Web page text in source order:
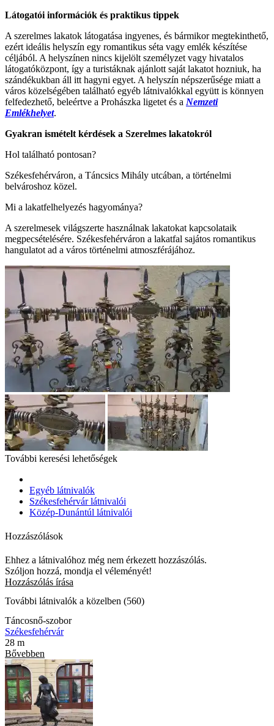
Látogatói információk és praktikus tippek
A szerelmes lakatok látogatása ingyenes, és bármikor megtekinthető,
ezért ideális helyszín egy romantikus séta vagy emlék készítése
céljából. A helyszínen nincs kijelölt személyzet vagy hivatalos
látogatóközpont, így a turistáknak ajánlott saját lakatot hozniuk, ha
szándékukban áll itt hagyni egyet. A helyszín népszerűsége miatt a
város közelségében található egyéb látnivalókkal együtt is könnyen
felfedezhető, beleértve a Prohászka ligetet és a Nemzeti
Emlékhelyet.
Gyakran ismételt kérdések a Szerelmes lakatokról
Hol található pontosan?
Székesfehérváron, a Táncsics Mihály utcában, a történelmi
belvároshoz közel.
Mi a lakatfelhelyezés hagyománya?
A szerelmesek világszerte használnak lakatokat kapcsolataik
megpecsételésére. Székesfehérváron a lakatfal sajátos romantikus
hangulatot ad a város történelmi atmoszférájához.
További keresési lehetőségek
Egyéb látnivalók
Székesfehérvár látnivalói
Közép-Dunántúl látnivalói
Hozzászólások
Ehhez a látnivalóhoz még nem érkezett hozzászólás.
Szóljon hozzá, mondja el véleményét!
Hozzászólás írása
További látnivalók a közelben (560)
Táncosnő-szobor
Székesfehérvár
28 m
Bővebben